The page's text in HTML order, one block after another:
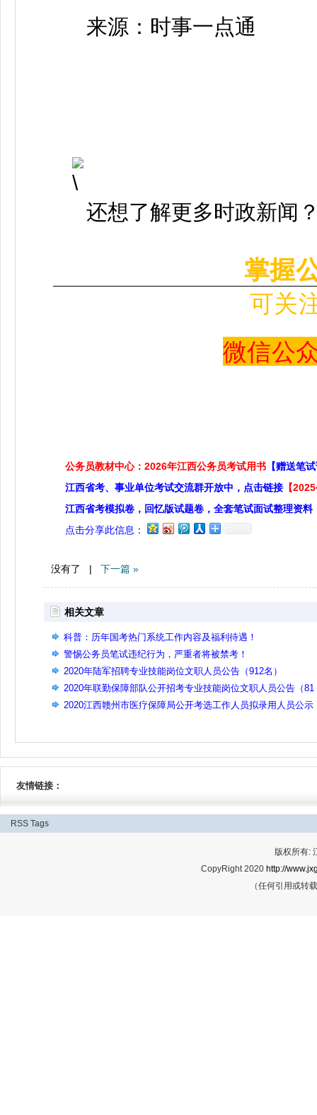
来源：时事一点通
还想了解更多时政新闻
掌握
可关
微信公
公务员教材中心：2026年江西公务员考试用书 【赠送笔
江西省考、事业单位考试交流群开放中，点击链接 【
江西省考模拟卷，回忆版试题卷，全套笔试面试整理资料
点击分享此信息：
没有了 | 下一篇 »
相关文章
科普：历年国考热门系统工作内容及福利待遇！
警惕公务员笔试违纪行为，严重者将被禁考！
2020年陆军招聘专业技能岗位文职人员公告（912名）
2020年联勤保障部队公开招考专业技能岗位文职人员公告（81
名）
2020江西赣州市医疗保障局公开考选工作人员拟录用人员公示
友情链接：
RSS Tags
版权所有:
CopyRight 2020 http://
（任何引用或转